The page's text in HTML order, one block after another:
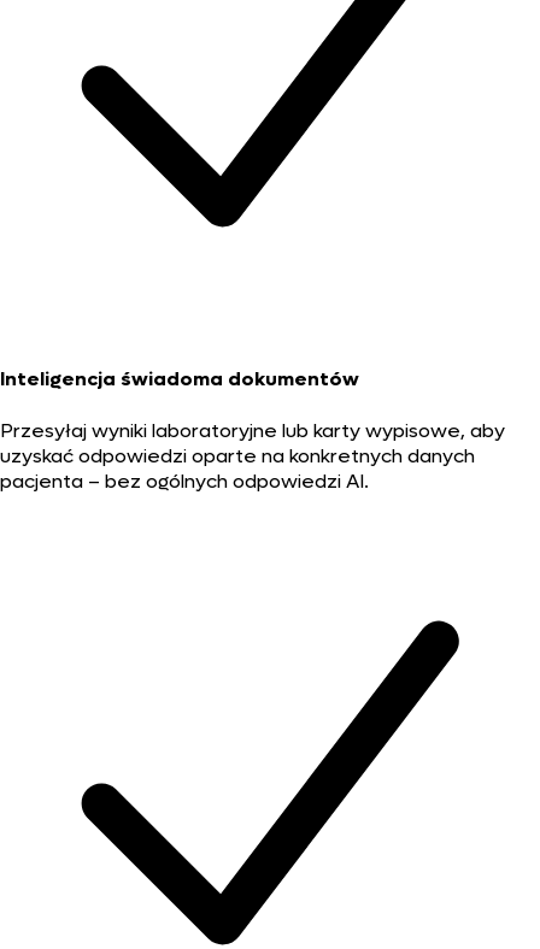
Inteligencja świadoma dokumentów
Przesyłaj wyniki laboratoryjne lub karty wypisowe, aby
uzyskać odpowiedzi oparte na konkretnych danych
pacjenta – bez ogólnych odpowiedzi AI.